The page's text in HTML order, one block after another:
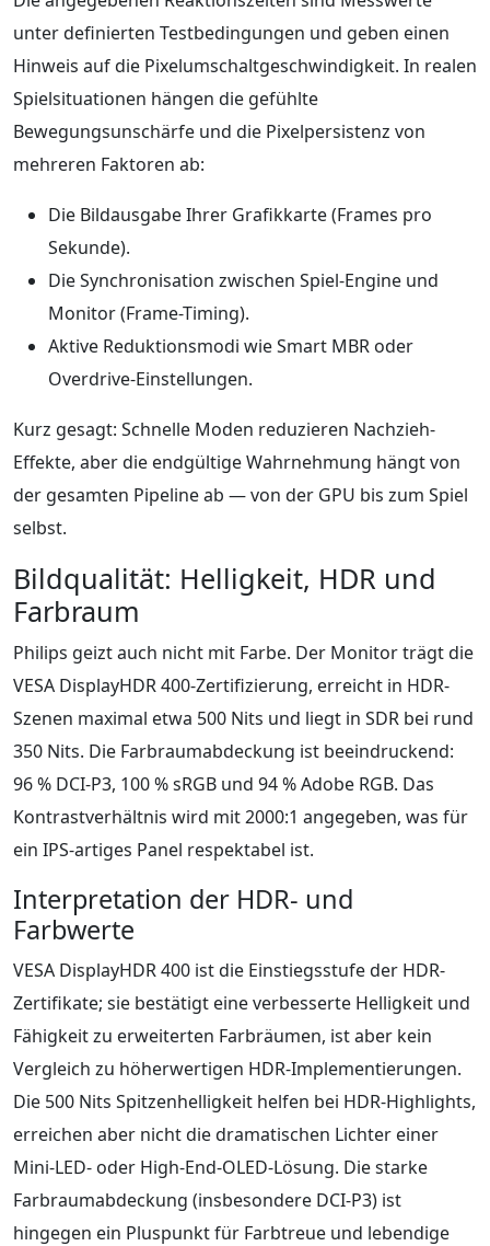
unter definierten Testbedingungen und geben einen
Hinweis auf die Pixelumschaltgeschwindigkeit. In realen
Spielsituationen hängen die gefühlte
Bewegungsunschärfe und die Pixelpersistenz von
mehreren Faktoren ab:
Die Bildausgabe Ihrer Grafikkarte (Frames pro
Sekunde).
Die Synchronisation zwischen Spiel-Engine und
Monitor (Frame-Timing).
Aktive Reduktionsmodi wie Smart MBR oder
Overdrive-Einstellungen.
Kurz gesagt: Schnelle Moden reduzieren Nachzieh-
Effekte, aber die endgültige Wahrnehmung hängt von
der gesamten Pipeline ab — von der GPU bis zum Spiel
selbst.
Bildqualität: Helligkeit, HDR und
Farbraum
Philips geizt auch nicht mit Farbe. Der Monitor trägt die
VESA DisplayHDR 400-Zertifizierung, erreicht in HDR-
Szenen maximal etwa 500 Nits und liegt in SDR bei rund
350 Nits. Die Farbraumabdeckung ist beeindruckend:
96 % DCI-P3, 100 % sRGB und 94 % Adobe RGB. Das
Kontrastverhältnis wird mit 2000:1 angegeben, was für
ein IPS-artiges Panel respektabel ist.
Interpretation der HDR- und
Farbwerte
VESA DisplayHDR 400 ist die Einstiegsstufe der HDR-
Zertifikate; sie bestätigt eine verbesserte Helligkeit und
Fähigkeit zu erweiterten Farbräumen, ist aber kein
Vergleich zu höherwertigen HDR-Implementierungen.
Die 500 Nits Spitzenhelligkeit helfen bei HDR-Highlights,
erreichen aber nicht die dramatischen Lichter einer
Mini-LED- oder High-End-OLED-Lösung. Die starke
Farbraumabdeckung (insbesondere DCI-P3) ist
hingegen ein Pluspunkt für Farbtreue und lebendige